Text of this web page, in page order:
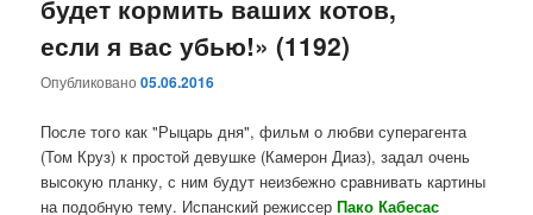
будет кормить ваших котов,
если я вас убью!» (1192)
Опубликовано05.06.2016
После того как "Рыцарь дня", фильм о любви суперагента
(Том Круз) к простой девушке (Камерон Диаз), задал очень
высокую планку, с ним будут неизбежно сравнивать картины
на подобную тему. Испанский режиссер Пако Кабесас